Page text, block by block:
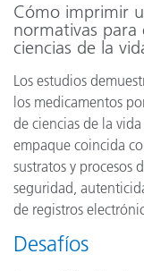
Cómo imprimir
normativas
ciencias de la
Los estudios
los medicamentos
de ciencias de la
empaque coincida
sustratos y procesos
seguridad,
de registros
Desafíos